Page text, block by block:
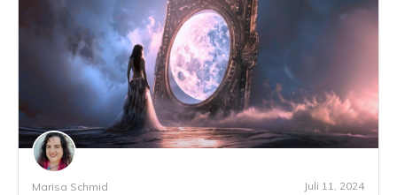
Marisa Schmid Juli 11, 2024